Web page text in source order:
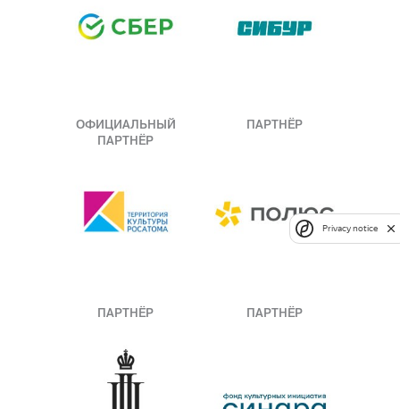
ОФИЦИАЛЬНЫЙ
ПАРТНЁР
ПАРТНЁР
ПАРТНЁР ПАРТНЁР
Privacy notice